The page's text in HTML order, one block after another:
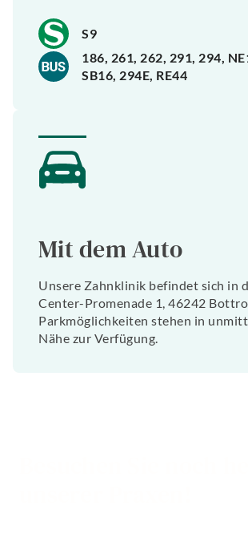
S9
186, 261, 262, 291, 294,
SB16, 294E, RE44
Mit dem Auto
Unsere Zahnklinik befindet sich in
Center-Promenade 1, 46242
Parkmöglichkeiten stehen in
Nähe zur Verfügung.